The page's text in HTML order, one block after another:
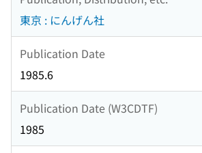
東京 : にんげん社
Publication Date
1985.6
Publication Date (W3CDTF)
1985